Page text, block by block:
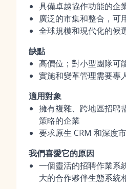
具備卓越協作功能的企
廣泛的市集和整合，可
全球規模和現代化的候
缺點
高價位；對小型團隊可
實施和變革管理需要專
適用對象
擁有複雜、跨地區招聘
策略的企業
要求原生 CRM 和深度
我們喜愛它的原因
一個靈活的招聘作業系
大的合作夥伴生態系統